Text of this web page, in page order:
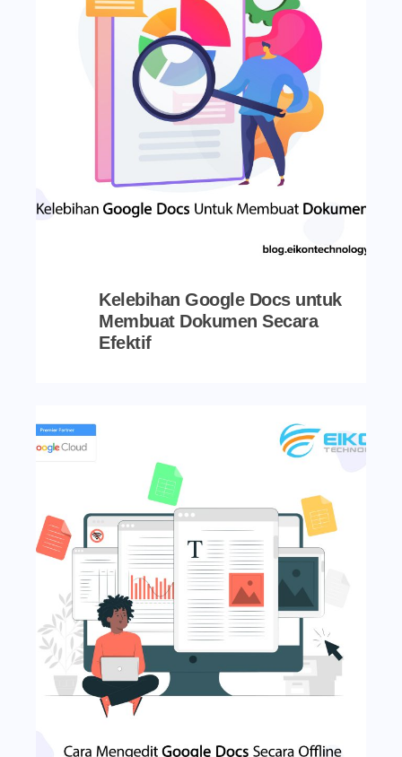
Kelebihan Google Docs untuk
Membuat Dokumen Secara
Efektif